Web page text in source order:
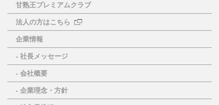
甘熟王プレミアムクラブ
法人の方はこちら
企業情報
- 社長メッセージ
- 会社概要
- 企業理念・方針